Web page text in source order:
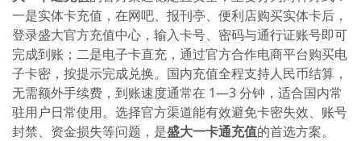
一是实体卡充值，在网吧、报刊亭、便利店购买实体卡后，
登录盛大官方充值中心，输入卡号、密码与通行证账号即可
完成到账；二是电子卡直充，通过官方合作电商平台购买电
子卡密，按提示完成兑换。国内充值全程支持人民币结算，
无需额外手续费，到账速度通常在 1—3 分钟，适合国内常
驻用户日常使用。选择官方渠道能有效避免卡密失效、账号
封禁、资金损失等问题，是盛大一卡通充值的首选方案。